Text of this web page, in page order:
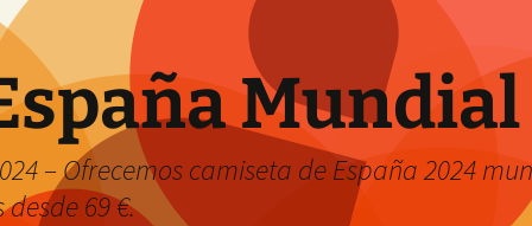
– Ofrecemos camiseta de España 2024
69 €.